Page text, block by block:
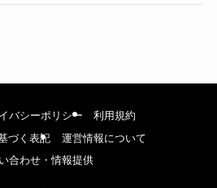
バシーポリシー
利用規約
づく表記
運営情報について
合わせ・情報提供